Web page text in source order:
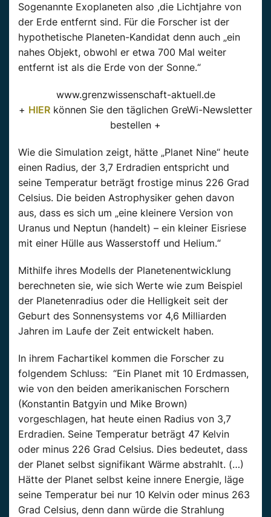
Sogenannte Exoplaneten also ,die Lichtjahre von
der Erde entfernt sind. Für die Forscher ist der
hypothetische Planeten-Kandidat denn auch „ein
nahes Objekt, obwohl er etwa 700 Mal weiter
entfernt ist als die Erde von der Sonne.“
www.grenzwissenschaft-aktuell.de
+ HIER können Sie den täglichen GreWi-Newsletter
bestellen +
Wie die Simulation zeigt, hätte „Planet Nine“ heute
einen Radius, der 3,7 Erdradien entspricht und
seine Temperatur beträgt frostige minus 226 Grad
Celsius. Die beiden Astrophysiker gehen davon
aus, dass es sich um „eine kleinere Version von
Uranus und Neptun (handelt) – ein kleiner Eisriese
mit einer Hülle aus Wasserstoff und Helium.“
Mithilfe ihres Modells der Planetenentwicklung
berechneten sie, wie sich Werte wie zum Beispiel
der Planetenradius oder die Helligkeit seit der
Geburt des Sonnensystems vor 4,6 Milliarden
Jahren im Laufe der Zeit entwickelt haben.
In ihrem Fachartikel kommen die Forscher zu
folgendem Schluss: “Ein Planet mit 10 Erdmassen,
wie von den beiden amerikanischen Forschern
(Konstantin Batgyin und Mike Brown)
vorgeschlagen, hat heute einen Radius von 3,7
Erdradien. Seine Temperatur beträgt 47 Kelvin
oder minus 226 Grad Celsius. Dies bedeutet, dass
der Planet selbst signifikant Wärme abstrahlt. (…)
Hätte der Planet selbst keine innere Energie, läge
seine Temperatur bei nur 10 Kelvin oder minus 263
Grad Celsius, denn dann würde die Strahlung